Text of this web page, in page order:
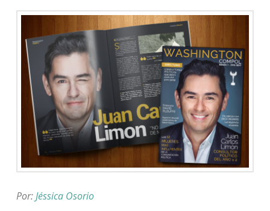
Por:Jéssica Osorio